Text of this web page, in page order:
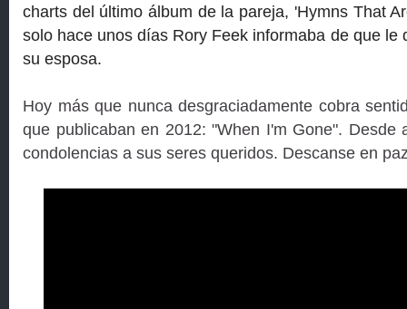
charts del último álbum de la pareja, 'Hymns That
solo hace unos días Rory Feek informaba de que le
su esposa.
Hoy más que nunca desgraciadamente cobra
que publicaban en 2012: "When I'm Gone". Desde
condolencias a sus seres queridos. Descanse en